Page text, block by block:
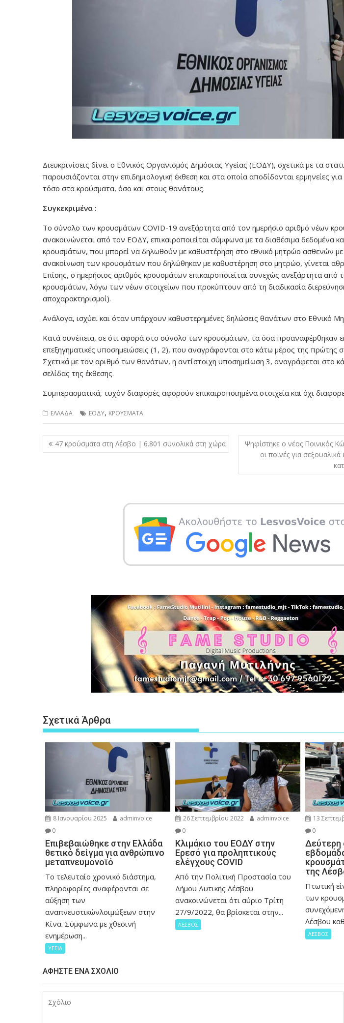
Διευκρινίσεις δίνει ο Εθνικός Οργανισμός Δημόσιας Υγείας (ΕΟΔΥ), σχετικά με τα
παρουσιάζονται στην επιδημιολογική έκθεση και στα οποία αποδίδονται ερμηνείες
τόσο στα κρούσματα, όσο και στους θανάτους.
Συγκεκριμένα :
Το σύνολο των κρουσμάτων COVID-19 ανεξάρτητα από τον ημερήσιο αριθμό νέων
ανακοινώνεται από τον ΕΟΔΥ, επικαιροποιείται σύμφωνα με τα διαθέσιμα δεδομένα
κρουσμάτων, που μπορεί να δηλωθούν με καθυστέρηση στο εθνικό μητρώο ασθενών με
ανακοίνωση των κρουσμάτων που δηλώθηκαν με καθυστέρηση στο μητρώο, γίνεται
Επίσης, ο ημερήσιος αριθμός κρουσμάτων επικαιροποιείται συνεχώς ανεξάρτητα από
κρουσμάτων, λόγω των νέων στοιχείων που προκύπτουν από τη διαδικασία
αποχαρακτηρισμοί).
Ανάλογα, ισχύει και όταν υπάρχουν καθυστερημένες δηλώσεις θανάτων στο Εθνικό
Κατά συνέπεια, σε ότι αφορά στο σύνολο των κρουσμάτων, τα όσα προαναφέρθηκαν
επεξηγηματικές υποσημειώσεις (1, 2), που αναγράφονται στο κάτω μέρος της πρώτης
Σχετικά με τον αριθμό των θανάτων, η αντίστοιχη υποσημείωση 3, αναγράφεται στο
σελίδας της έκθεσης.
Συμπερασματικά, τυχόν διαφορές αφορούν επικαιροποιημένα στοιχεία και όχι
ΕΛΛΑΔΑ ΕΟΔΥ, ΚΡΟΥΣΜΑΤΑ
Πλοήγηση
άρθρων
47 κρούσματα στη Λέσβο | 6.801 συνολικά στη χώρα
Ψηφίστηκε ο νέος Ποινικός
οι ποινές για
Σχετικά Άρθρα
8 Ιανουαρίου 2025
adminvoice
0
Επιβεβαιώθηκε στην Ελλάδα
θετικό δείγμα για ανθρώπινο
μεταπνευμονοϊό
Το τελευταίο χρονικό διάστημα,
πληροφορίες αναφέρονται σε
αύξηση των
αναπνευστικώνλοιμώξεων στην
Κίνα. Σύμφωνα με χθεσινή
ενημέρωση...
ΥΓΕΙΑ
26 Σεπτεμβρίου 2022
adminvoice
0
Κλιμάκιο του ΕΟΔΥ στην
Ερεσό για προληπτικούς
ελέγχους COVID
Από την Πολιτική Προστασία του
Δήμου Δυτικής Λέσβου
ανακοινώνεται ότι αύριο Τρίτη
27/9/2022, θα βρίσκεται στην...
ΛΕΣΒΟΣ
13
0
Δεύτερη
της
Πτωτική
των
Λέσβου
ΛΕΣΒΟΣ
ΑΦΉΣΤΕ ΈΝΑ ΣΧΌΛΙΟ